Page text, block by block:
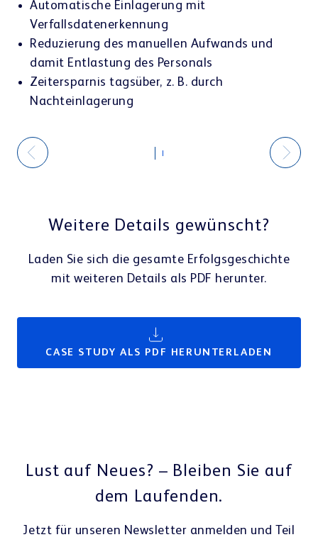
Automatische Einlagerung mit
Verfallsdatenerkennung
Reduzierung des manuellen Aufwands und
damit Entlastung des Personals
Zeitersparnis tagsüber, z. B. durch
Nachteinlagerung
Weitere Details gewünscht?
Laden Sie sich die gesamte Erfolgsgeschichte
mit weiteren Details als PDF herunter.
CASE STUDY ALS PDF HERUNTERLADEN
Lust auf Neues? – Bleiben Sie auf
dem Laufenden.
Jetzt für unseren Newsletter anmelden und Teil